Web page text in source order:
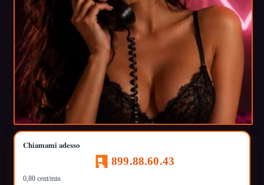
Chiamami adesso
899.88.60.43
0,80 cent/min